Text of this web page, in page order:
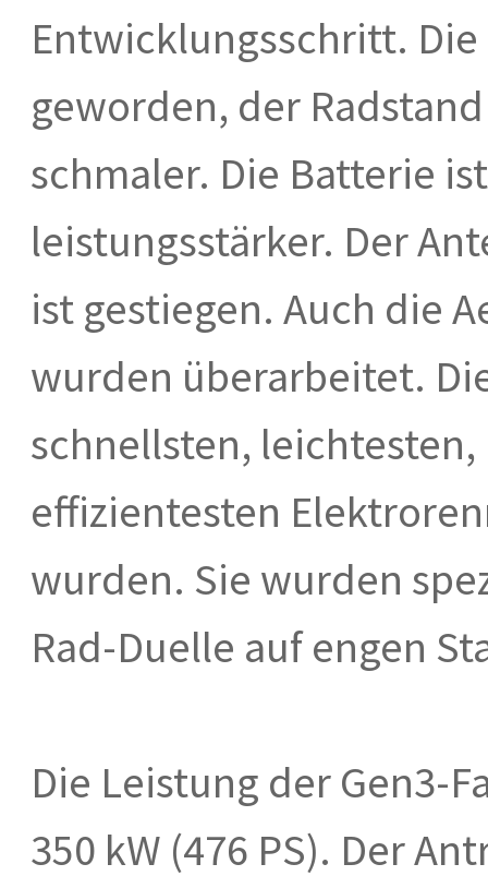
Entwicklungsschritt.
geworden, der
schmaler. Die Batterie
leistungsstärker. Der
ist gestiegen. Auch die
wurden überarbeitet.
schnellsten,
effizientesten
wurden. Sie wurden
Rad-Duelle auf engen
Die Leistung der Gen3-
350 kW (476 PS). Der